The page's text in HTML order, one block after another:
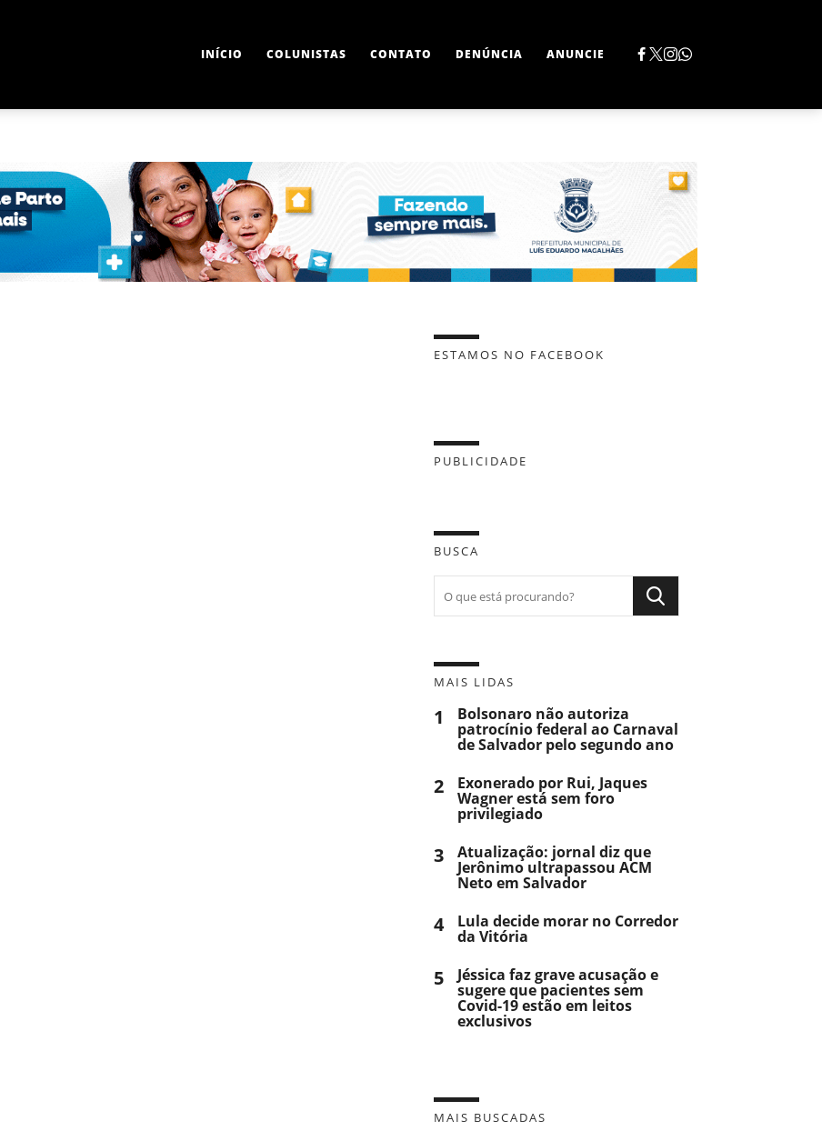
INÍCIO COLUNISTAS CONTATO DENÚNCIA ANUNCIE
ESTAMOS NO FACEBOOK
PUBLICIDADE
BUSCA
MAIS LIDAS
1 Bolsonaro não autoriza
patrocínio federal ao Carnaval
de Salvador pelo segundo ano
2 Exonerado por Rui, Jaques
Wagner está sem foro
privilegiado
3 Atualização: jornal diz que
Jerônimo ultrapassou ACM
Neto em Salvador
4 Lula decide morar no Corredor
da Vitória
5 Jéssica faz grave acusação e
sugere que pacientes sem
Covid-19 estão em leitos
exclusivos
MAIS BUSCADAS